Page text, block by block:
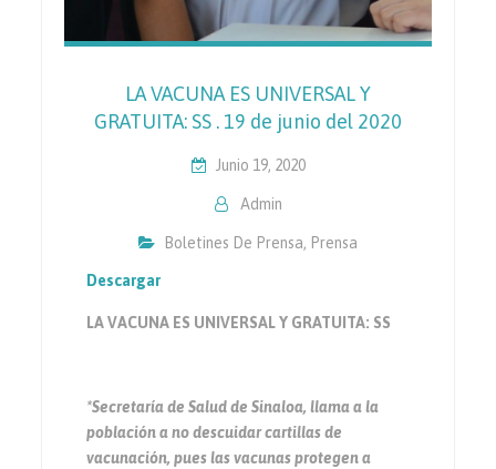
LA VACUNA ES UNIVERSAL Y
GRATUITA: SS . 19 de junio del 2020
Junio 19, 2020
Admin
Boletines De Prensa, Prensa
Descargar
LA VACUNA ES UNIVERSAL Y GRATUITA: SS
*Secretaría de Salud de Sinaloa, llama a la
población a no descuidar cartillas de
vacunación, pues las vacunas protegen a